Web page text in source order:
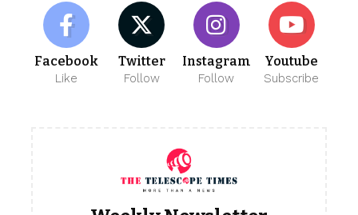
Facebook
Like
Twitter
Follow
Instagram
Follow
Youtube
Subscribe